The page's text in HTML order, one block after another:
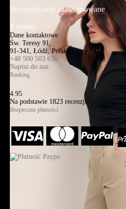
Wyszukiwanie zaawansowane
Kontakt
Dane kontaktowe
Św. Teresy 91,
91-341, Łódź, Polska
+48 500 503 636
Napisz do nas
Ranking
4.95
Na podstawie 1823 recenzji
Bezpieczne płatności